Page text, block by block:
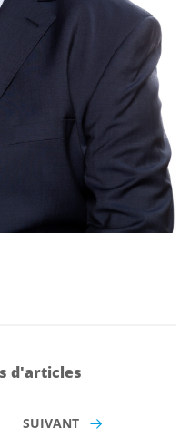
d'articles
SUIVANT